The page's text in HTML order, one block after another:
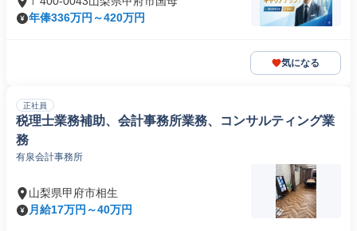
年俸336万円～420万円
気になる
正社員
税理士業務補助、会計事務所業務、コンサルティング業
務
有泉会計事務所
山梨県甲府市相生
月給17万円～40万円